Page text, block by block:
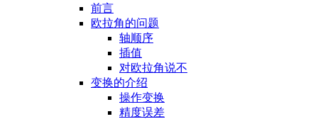
前言
欧拉角的问题
轴顺序
插值
对欧拉角说不
变换的介绍
操作变换
精度误差